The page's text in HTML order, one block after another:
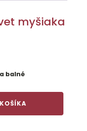
myšiaka
balné